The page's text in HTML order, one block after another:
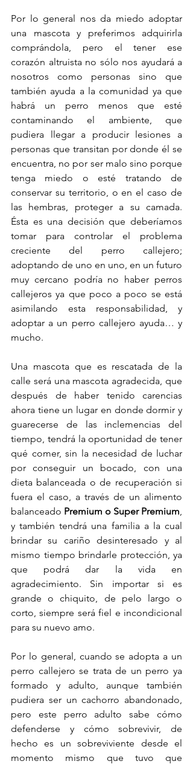
Por lo general nos da miedo adoptar
una mascota y preferimos adquirirla
comprándola, pero el tener ese
corazón altruista no sólo nos ayudará a
nosotros como personas sino que
también ayuda a la comunidad ya que
habrá un perro menos que esté
contaminando el ambiente, que
pudiera llegar a producir lesiones a
personas que transitan por donde él se
encuentra, no por ser malo sino porque
tenga miedo o esté tratando de
conservar su territorio, o en el caso de
las hembras, proteger a su camada.
Ésta es una decisión que deberíamos
tomar para controlar el problema
creciente del perro callejero;
adoptando de uno en uno, en un futuro
muy cercano podría no haber perros
callejeros ya que poco a poco se está
asimilando esta responsabilidad, y
adoptar a un perro callejero ayuda… y
mucho.
Una mascota que es rescatada de la
calle será una mascota agradecida, que
después de haber tenido carencias
ahora tiene un lugar en donde dormir y
guarecerse de las inclemencias del
tiempo, tendrá la oportunidad de tener
qué comer, sin la necesidad de luchar
por conseguir un bocado, con una
dieta balanceada o de recuperación si
fuera el caso, a través de un alimento
balanceado Premium o Super Premium
y también tendrá una familia a la cual
brindar su cariño desinteresado y al
mismo tiempo brindarle protección, ya
que podrá dar la vida en
agradecimiento. Sin importar si es
grande o chiquito, de pelo largo o
corto, siempre será fiel e incondicional
para su nuevo amo.
Por lo general, cuando se adopta a un
perro callejero se trata de un perro ya
formado y adulto, aunque también
pudiera ser un cachorro abandonado,
pero este perro adulto sabe cómo
defenderse y cómo sobrevivir, de
hecho es un sobreviviente desde el
momento mismo que tuvo que